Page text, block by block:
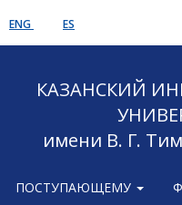
ENG ES
КАЗАНСКИЙ
имени В. Г.
ПОСТУПАЮЩЕМУ